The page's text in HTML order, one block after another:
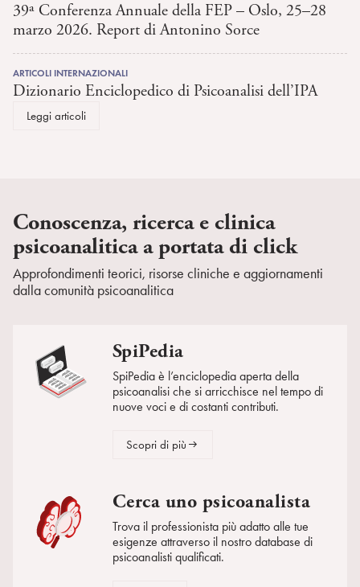
39ª Conferenza Annuale della FEP – Oslo, 25–28
marzo 2026. Report di Antonino Sorce
ARTICOLI INTERNAZIONALI
Dizionario Enciclopedico di Psicoanalisi dell’IPA
Leggi articoli
Conoscenza, ricerca e clinica
psicoanalitica a portata di click
Approfondimenti teorici, risorse cliniche e aggiornamenti
dalla comunità psicoanalitica
SpiPedia
SpiPedia è l’enciclopedia aperta della
psicoanalisi che si arricchisce nel tempo di
nuove voci e di costanti contributi.
Scopri di più
Cerca uno psicoanalista
Trova il professionista più adatto alle tue
esigenze attraverso il nostro database di
psicoanalisti qualificati.